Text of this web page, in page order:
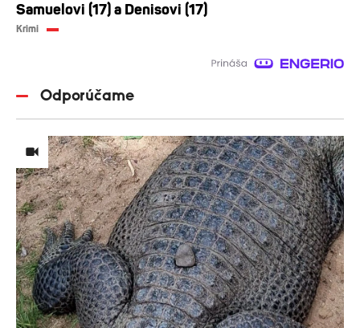
Samuelovi (17) a Denisovi (17)
Krimi
Odporúčame